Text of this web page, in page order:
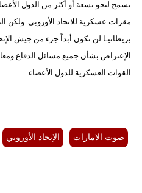
تسمح لنحو تسعة أو أكثر من الدول
مقرات عسكرية للاتحاد الأوروبي. ولكن
بريطانيـا لن تكون أبداً جزء من جيش
الإعتراض بشأن جميع مسائل الدفاع
القوات العسكرية للدول الأعضاء.
صوت الامارات الإتحاد الأوروبي